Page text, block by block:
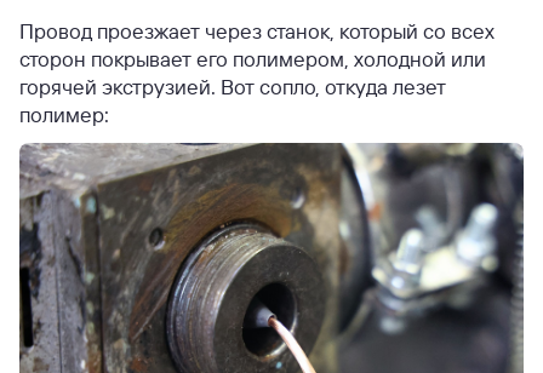
Провод проезжает через станок, который со всех
сторон покрывает его полимером, холодной или
горячей экструзией. Вот сопло, откуда лезет
полимер: